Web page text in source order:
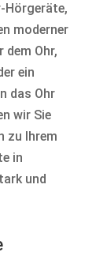
Hörgeräte,
moderner
Ohr,
ein
das Ohr
wir Sie
zu Ihrem
in
und